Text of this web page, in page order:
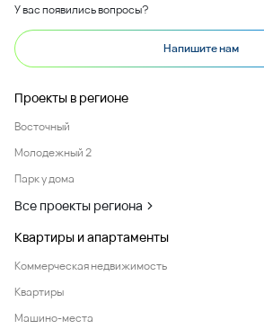
У вас появились вопросы?
Напишите нам
Проекты в регионе
Восточный
Молодежный 2
Парк у дома
Все проекты региона
Квартиры и апартаменты
Коммерческая недвижимость
Квартиры
Машино-места